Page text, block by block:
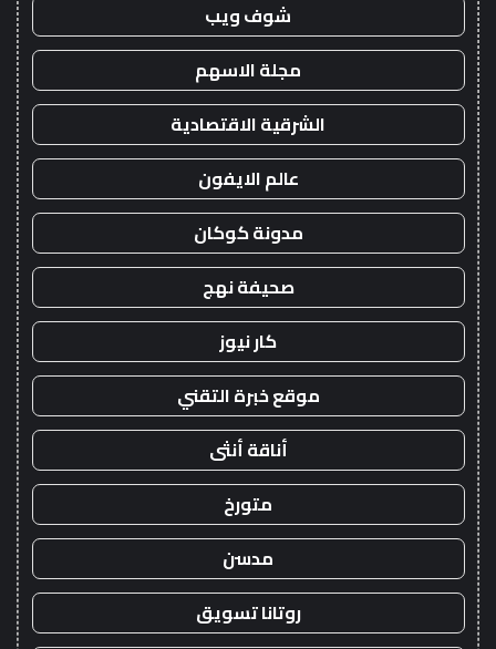
شوف ويب
مجلة الاسهم
الشرقية الاقتصادية
عالم الايفون
مدونة كوكان
صحيفة نهج
كار نيوز
موقع خبرة التقني
أناقة أنثى
متورخ
مدسن
روتانا تسويق